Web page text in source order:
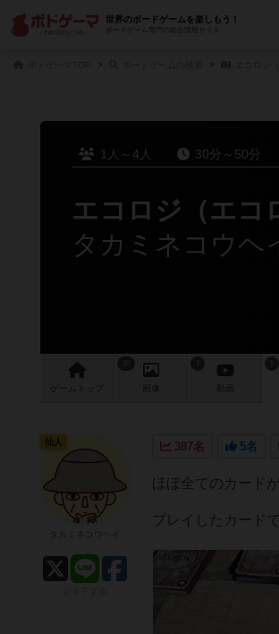
世界のボードゲームを楽しもう！
ボードゲーム専門の総合情報サイト
1人～4人 30分～50分
エコロジ（エコ
タカミネコウヘ
ゲーム 画像
387名 5名
ほぼ全てのカード
プレイしたカード
仙人